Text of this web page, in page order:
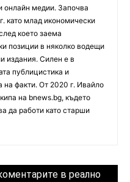
онлайн медии. Започва
като млад икономически
което заема
позиции в няколко водещи
издания. Силен е в
публицистика и
на факти. От 2020 г. Ивайло
на bnews.bg, където
да работи като старши
в реално